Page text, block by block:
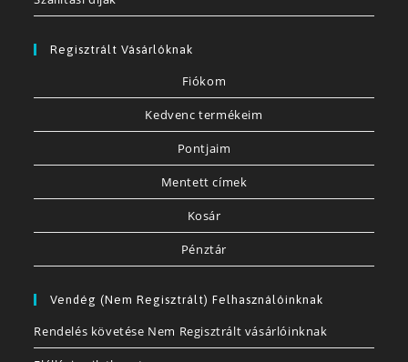
Regisztrált Vásárlóknak
Fiókom
Kedvenc termékeim
Pontjaim
Mentett címek
Kosár
Pénztár
Vendég (nem Regisztrált) Felhasználóinknak
Rendelés követése Nem Regisztrált vásárlóinknak